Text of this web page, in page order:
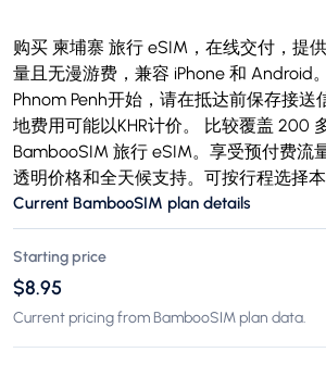
购买 柬埔寨 旅行 eSIM，在线交付，提
量且无漫游费，兼容 iPhone 和 Android
Phnom Penh开始，请在抵达前保存接送
地费用可能以KHR计价。 比较覆盖 200
BambooSIM 旅行 eSIM。享受预付费流
透明价格和全天候支持。可按行程选择本
Current BambooSIM plan details
Starting price
$8.95
Current pricing from BambooSIM plan data.